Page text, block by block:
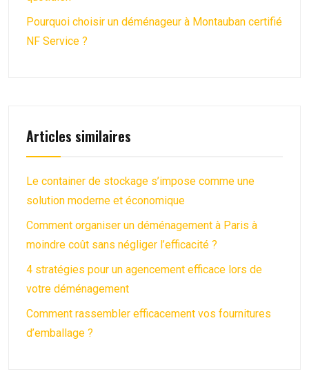
Pourquoi choisir un déménageur à Montauban certifié
NF Service ?
Articles similaires
Le container de stockage s’impose comme une
solution moderne et économique
Comment organiser un déménagement à Paris à
moindre coût sans négliger l’efficacité ?
4 stratégies pour un agencement efficace lors de
votre déménagement
Comment rassembler efficacement vos fournitures
d’emballage ?